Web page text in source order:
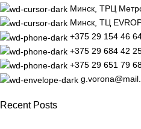
Минск, ТРЦ
Минск, ТЦ
+375 29 154 46
+375 29 684 42
+375 29 651 79
Recent Posts